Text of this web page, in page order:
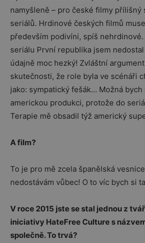
namyšleně – pro české filmy přílišný
seriálů. Hrdinové českých filmů
především podivíni, spíš
seriálu První republika jsem
údajně moc hezký! Zvláštní
skutečnosti, že role byla ve scénáři
jako: sympatický fešák… Možná
americkou produkci, protože do
Terapie mě obsadil týž americký
A film?
To je pro mě zcela španělská
nedostávám vůbec! O to víc bych si
V roce 2015 jste se stal jednou z
iniciativy HateFree Culture s
společně. To trvá?